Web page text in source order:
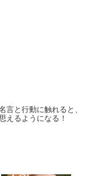
言と行動に触れると、
えるようになる！